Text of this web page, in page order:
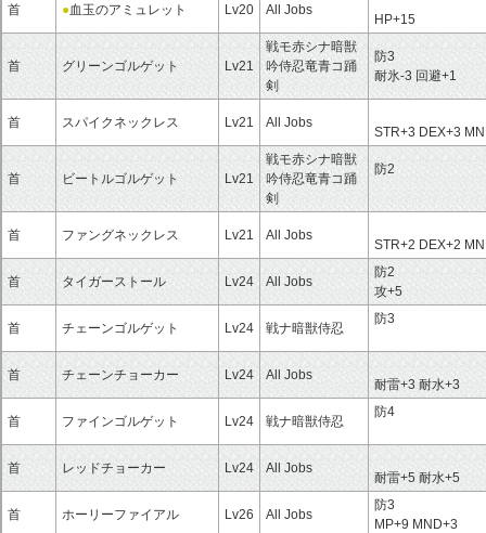
首 ●血玉のアミュレット Lv20 All Jobs
HP+15
首 グリーンゴルゲット Lv21
戦モ赤シナ暗獣
吟侍忍竜青コ踊
剣
防3
耐氷-3 回避+1
首 スパイクネックレス Lv21 All Jobs
STR+3 DEX+3
首 ビートルゴルゲット Lv21
戦モ赤シナ暗獣
吟侍忍竜青コ踊
剣
防2
首 ファングネックレス Lv21 All Jobs
STR+2 DEX+2
首 タイガーストール Lv24 All Jobs
防2
攻+5
首 チェーンゴルゲット Lv24 戦ナ暗獣侍忍
防3
首 チェーンチョーカー Lv24 All Jobs
耐雷+3 耐水+3
首 ファインゴルゲット Lv24 戦ナ暗獣侍忍
防4
首 レッドチョーカー Lv24 All Jobs
耐雷+5 耐水+5
首 ホーリーファイアル Lv26 All Jobs
防3
MP+9 MND+3